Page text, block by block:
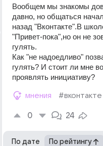
Вообщем мы знакомы
давно, но общаться
назад "Вконтакте".В
"Привет-пока",но он не
гулять.
Как "не надоедливо"
гулять? И стоит ли мне
проявлять инициативу?
мнения #вконтакте
0 24
По дате По рейтингу